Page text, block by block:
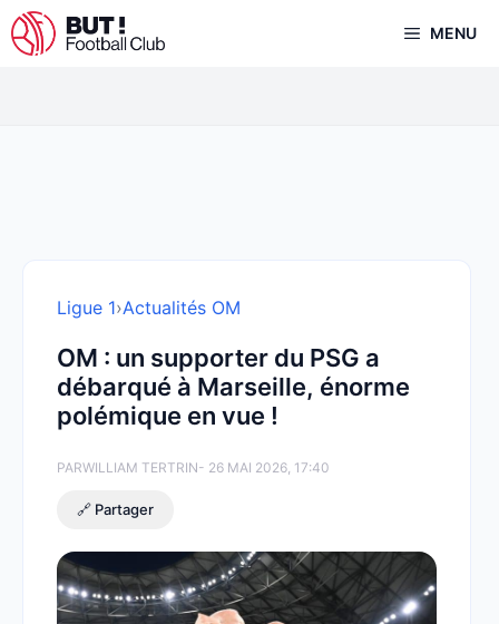
Aller
au
MENU
Ligue 1›Actualités OM
OM : un supporter du PSG a
débarqué à Marseille, énorme
polémique en vue !
PARWILLIAM TERTRIN- 26 MAI 2026, 17:40
🔗 Partager